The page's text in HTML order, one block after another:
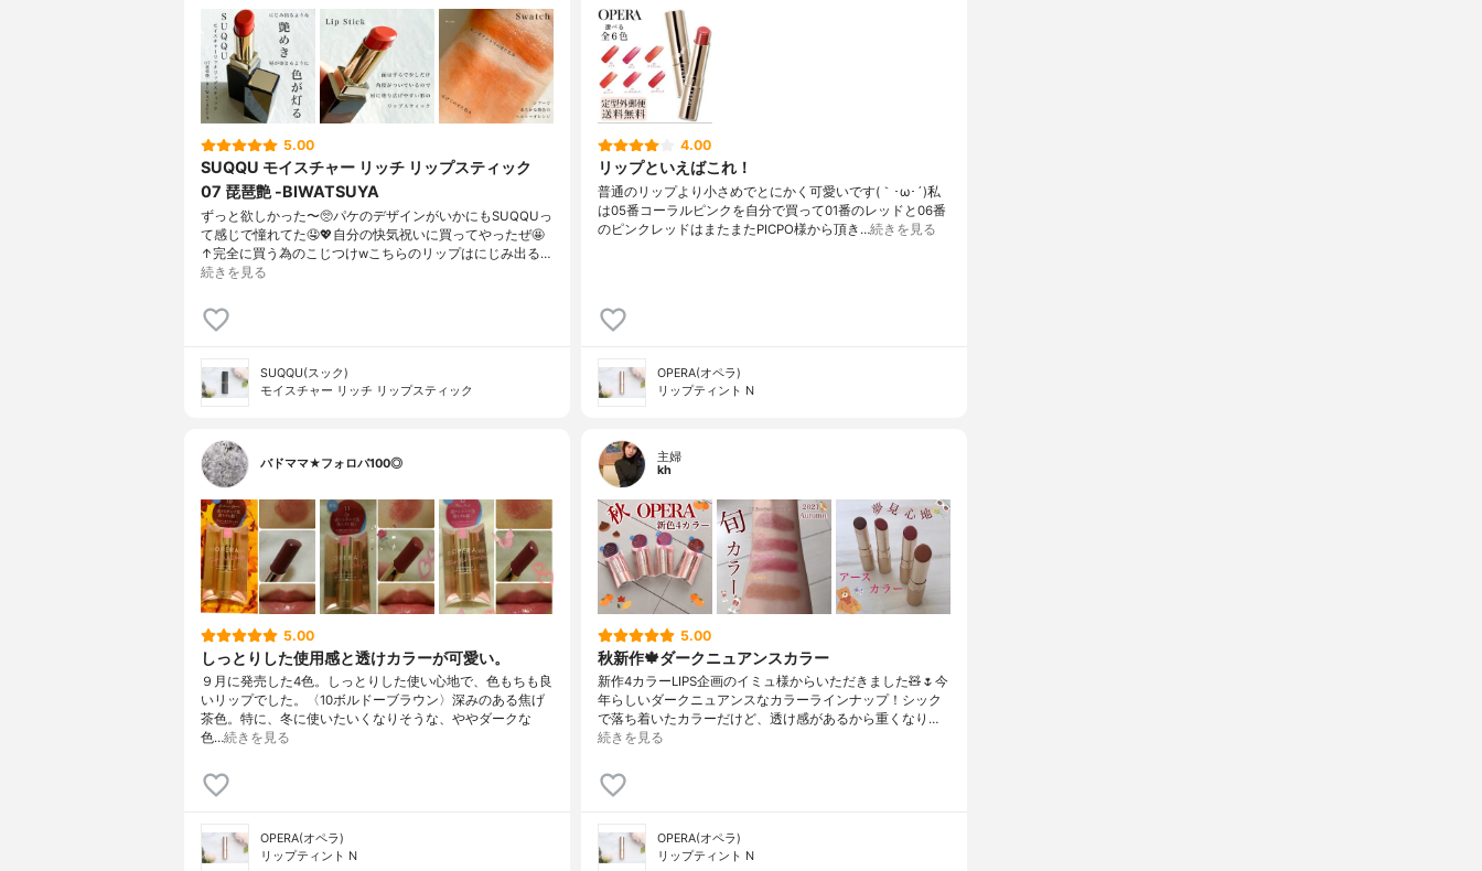
5.00
SUQQU モイスチャー リッチ リップスティック
07 琵琶艶 -BIWATSUYA
ずっと欲しかった〜🥺パケのデザインがいかにもSUQQUっ
て感じで憧れてた🤤💖自分の快気祝いに買ってやったぜ🤩
↑完全に買う為のこじつけwこちらのリップはにじみ出る…
続きを見る
SUQQU(スック)
モイスチャー リッチ リップスティック
4.00
リップといえばこれ！
普通のリップより小さめでとにかく可愛いです(｀･ω･´)私
は05番コーラルピンクを自分で買って01番のレッドと06番
のピンクレッドはまたまたPICPO様から頂き…続きを見る
OPERA(オペラ)
リップティント N
バドママ★フォロバ100◎
5.00
しっとりした使用感と透けカラーが可愛い。
９月に発売した4色。しっとりした使い心地で、色もちも良
いリップでした。〈10ボルドーブラウン〉深みのある焦げ
茶色。特に、冬に使いたいくなりそうな、ややダークな
色…続きを見る
OPERA(オペラ)
リップティント N
主婦
kh
5.00
秋新作🍁ダークニュアンスカラー
新作4カラーLIPS企画のイミュ様からいただきました🧸🌷今
年らしいダークニュアンスなカラーラインナップ！シック
で落ち着いたカラーだけど、透け感があるから重くなり…
続きを見る
OPERA(オペラ)
リップティント N